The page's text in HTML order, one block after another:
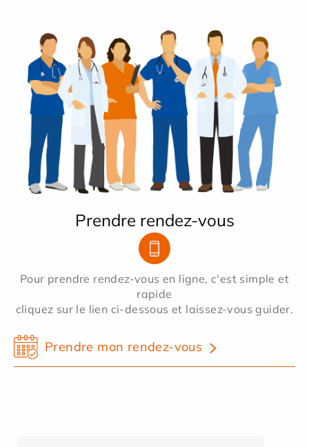
Prendre rendez-vous
Pour prendre rendez-vous en ligne, c'est simple et
rapide
cliquez sur le lien ci-dessous et laissez-vous guider.
Prendre mon rendez-vous